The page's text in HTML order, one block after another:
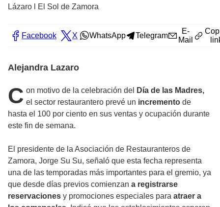
Lázaro l El Sol de Zamora
Facebook X WhatsApp Telegram
E-
Mail
Alejandra Lazaro
C on motivo de la celebración del
Día de las Madres,
el sector restaurantero prevé un incremento de
hasta el 100 por ciento en sus ventas y ocupación durante
este fin de semana.
El presidente de la Asociación de Restauranteros de
Zamora, Jorge Su Su, señaló que esta fecha representa
una de las temporadas más importantes para el gremio, ya
que desde días previos comienzan a registrarse
reservaciones y promociones especiales para atraer a